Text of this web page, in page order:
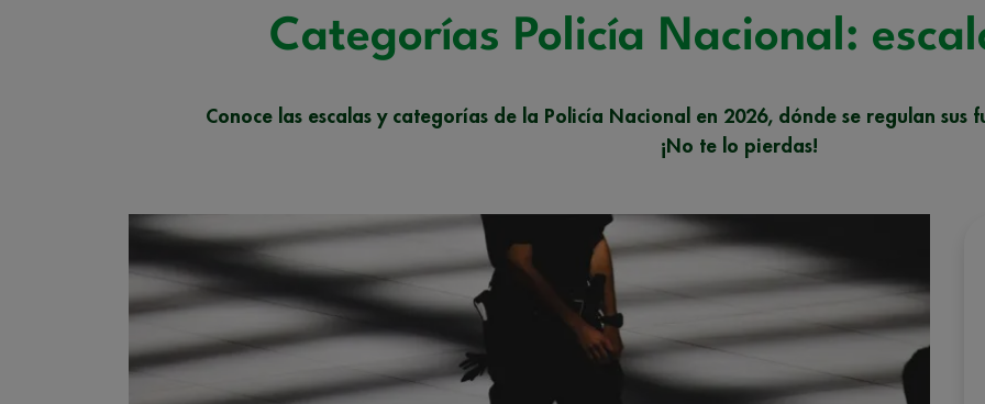
Categorías Policía Nacional:
Conoce las escalas y categorías de la Policía Nacional en 2026, dónde se regulan sus
¡No te lo pierdas!